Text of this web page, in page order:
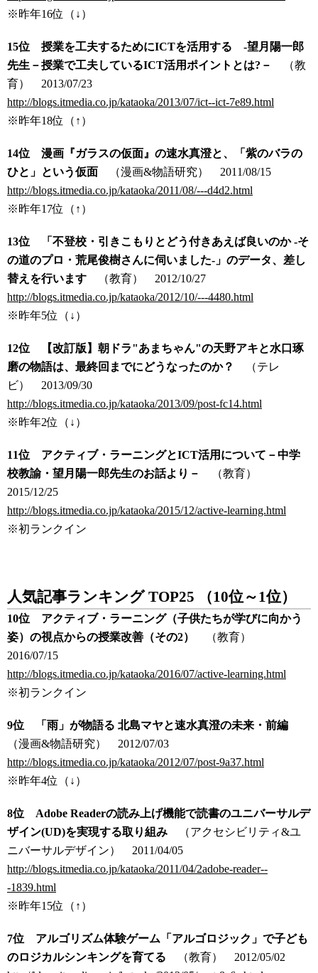
※昨年16位（↓）
15位 授業を工夫するためにICTを活用する -望月陽一郎
先生－授業で工夫しているICT活用ポイントとは?－
（教
育） 2013/07/23
http://blogs.itmedia.co.jp/kataoka/2013/07/ict--ict-7e89.html
※昨年18位（↑）
14位 漫画『ガラスの仮面』の速水真澄と、「紫のバラの
ひと」という仮面 （漫画&物語研究） 2011/08/15
http://blogs.itmedia.co.jp/kataoka/2011/08/---d4d2.html
※昨年17位（↑）
13位 「不登校・引きこもりとどう付きあえば良いのか -そ
の道のプロ・荒尾俊樹さんに伺いました-」のデータ、差し
替えを行います （教育） 2012/10/27
http://blogs.itmedia.co.jp/kataoka/2012/10/---4480.html
※昨年5位（↓）
12位 【改訂版】朝ドラ"あまちゃん"の天野アキと水口琢
磨の物語は、最終回までにどうなったのか？
（テレ
ビ） 2013/09/30
http://blogs.itmedia.co.jp/kataoka/2013/09/post-fc14.html
※昨年2位（↓）
11位 アクティブ・ラーニングとICT活用について－中学
校教諭・望月陽一郎先生のお話より－
（教育）
2015/12/25
http://blogs.itmedia.co.jp/kataoka/2015/12/active-learning.html
※初ランクイン
人気記事ランキング TOP25 （10位～1位）
10位 アクティブ・ラーニング（子供たちが学びに向かう
姿）の視点からの授業改善（その2）
（教育）
2016/07/15
http://blogs.itmedia.co.jp/kataoka/2016/07/active-learning.html
※初ランクイン
9位 「雨」が物語る 北島マヤと速水真澄の未来・前編
（漫画&物語研究） 2012/07/03
http://blogs.itmedia.co.jp/kataoka/2012/07/post-9a37.html
※昨年4位（↓）
8位 Adobe Readerの読み上げ機能で読書のユニバーサルデ
ザイン(UD)を実現する取り組み （アクセシビリティ&ユ
ニバーサルデザイン） 2011/04/05
http://blogs.itmedia.co.jp/kataoka/2011/04/2adobe-reader--
-1839.html
※昨年15位（↑）
7位 アルゴリズム体験ゲーム「アルゴロジック」で子ども
のロジカルシンキングを育てる （教育） 2012/05/02